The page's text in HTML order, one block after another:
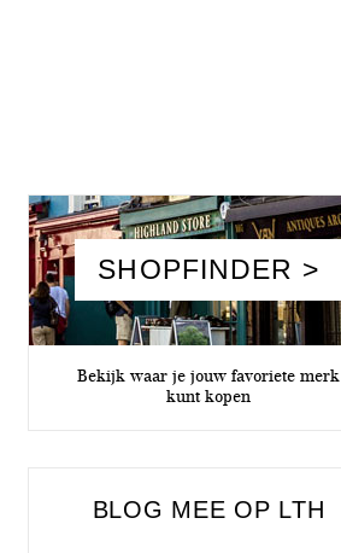
SHOPFINDER >
Bekijk waar je jouw favoriete merk
kunt kopen
BLOG MEE OP LTH